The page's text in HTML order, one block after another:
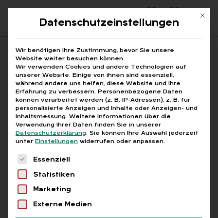
Suchfeld
Suchen
Breadcrumb-Navigation
STARTSEITE AU-BESCHEINIGUNG DIGITAL
Alle Bei­trä­ge mit dem
Schlag­wort „AU-Be­
schei­ni­gung di­gi­tal“
Mit
Datenschutzeinstellungen
Wir benötigen Ihre Zustimmung, bevor Sie unsere
Website weiter besuchen können.
Wir verwenden Cookies und andere Technologien auf
unserer Website. Einige von ihnen sind essenziell,
während andere uns helfen, diese Website und Ihre
Erfahrung zu verbessern. Personenbezogene Daten
können verarbeitet werden (z. B. IP-Adressen), z. B. für
personalisierte Anzeigen und Inhalte oder Anzeigen- und
Inhaltsmessung. Weitere Informationen über die
Verwendung Ihrer Daten finden Sie in unserer
Datenschutzerklärung. Sie können Ihre Auswahl jederzeit
unter Einstellungen widerrufen oder anpassen.
Es folgt eine Liste der Service-Gruppen, für
Essenziell
Statistiken
Marketing
Externe Medien